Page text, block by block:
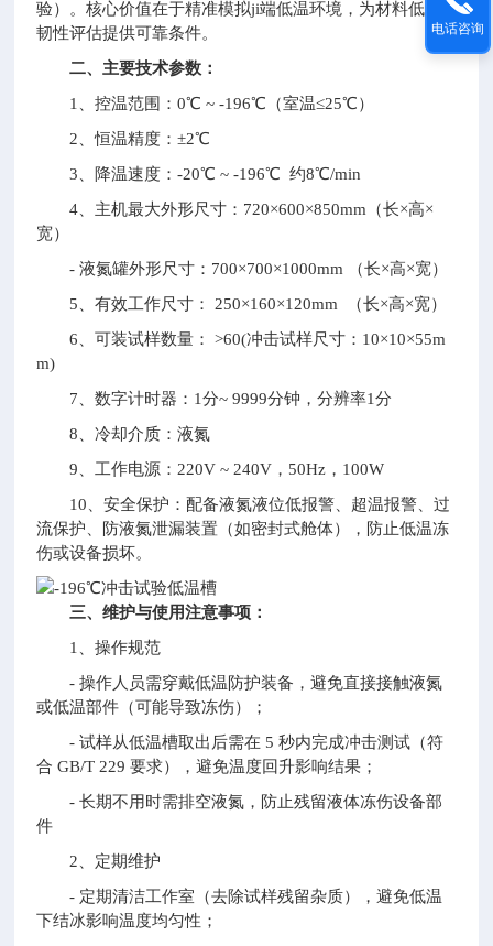
验）。核心价值在于精准模拟ji端低温环境，为材料低温
韧性评估提供可靠条件。
二、主要技术参数：
1、控温范围：0℃ ~ -196℃（室温≤25℃）
2、恒温精度：±2℃
3、降温速度：-20℃ ~ -196℃ 约8℃/min
4、主机最大外形尺寸：720×600×850mm（长×高×
宽）
- 液氮罐外形尺寸：700×700×1000mm （长×高×宽）
5、有效工作尺寸： 250×160×120mm （长×高×宽）
6、可装试样数量： >60(冲击试样尺寸：10×10×55m
m)
7、数字计时器：1分~ 9999分钟，分辨率1分
8、冷却介质：液氮
9、工作电源：220V ~ 240V，50Hz，100W
10、安全保护：配备液氮液位低报警、超温报警、过
流保护、防液氮泄漏装置（如密封式舱体），防止低温冻
伤或设备损坏。
三、维护与使用注意事项：
1、操作规范
- 操作人员需穿戴低温防护装备，避免直接接触液氮
或低温部件（可能导致冻伤）；
- 试样从低温槽取出后需在 5 秒内完成冲击测试（符
合 GB/T 229 要求），避免温度回升影响结果；
- 长期不用时需排空液氮，防止残留液体冻伤设备部
件
2、定期维护
- 定期清洁工作室（去除试样残留杂质），避免低温
下结冰影响温度均匀性；
电话咨询